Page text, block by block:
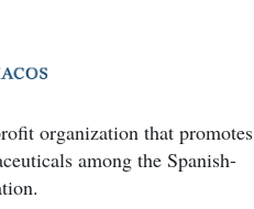
organization that promotes
among the Spanish-